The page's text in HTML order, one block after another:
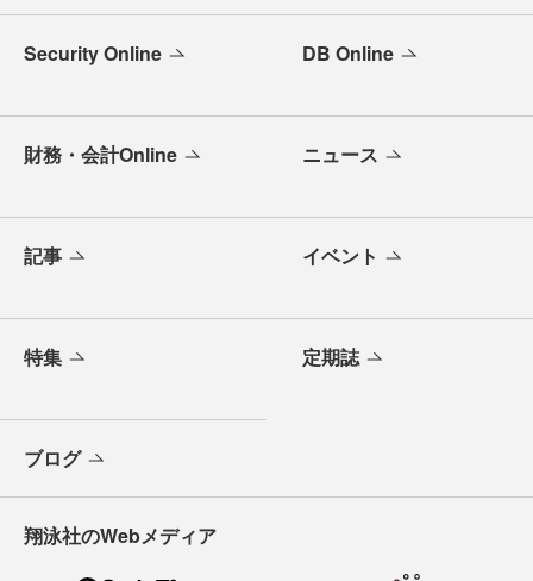
Security Online DB Online
財務・会計Online ニュース
記事 イベント
特集 定期誌
ブログ
翔泳社のWebメディア